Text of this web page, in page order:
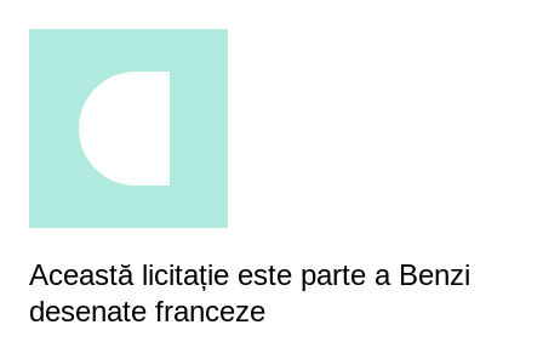
Această licitație este parte a Benzi
desenate franceze